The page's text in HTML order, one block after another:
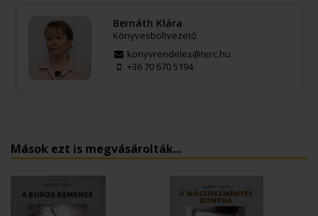
Bernáth Klára
Könyvesboltvezető
konyvrendeles@terc.hu
+36 70 670 5194
Mások ezt is megvásárolták...